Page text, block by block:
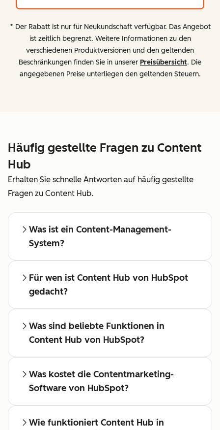
* Der Rabatt ist nur für Neukundschaft verfügbar. Das Angebot
ist zeitlich begrenzt. Weitere Informationen zu den
verschiedenen Produktversionen und den geltenden
Beschränkungen finden Sie in unserer Preisübersicht. Die
angegebenen Preise unterliegen den geltenden Steuern.
Häufig gestellte Fragen zu Content
Hub
Erhalten Sie schnelle Antworten auf häufig gestellte
Fragen zu Content Hub.
Was ist ein Content-Management-
System?
Für wen ist Content Hub von HubSpot
gedacht?
Was sind beliebte Funktionen in
Content Hub von HubSpot?
Was kostet die Contentmarketing-
Software von HubSpot?
Wie funktioniert Content Hub in